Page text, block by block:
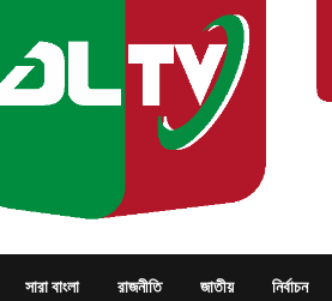
সারা বাংলা রাজনীতি জাতীয় নির্বাচন